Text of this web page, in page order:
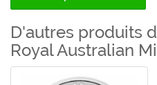
D'autres produits
Royal Australian